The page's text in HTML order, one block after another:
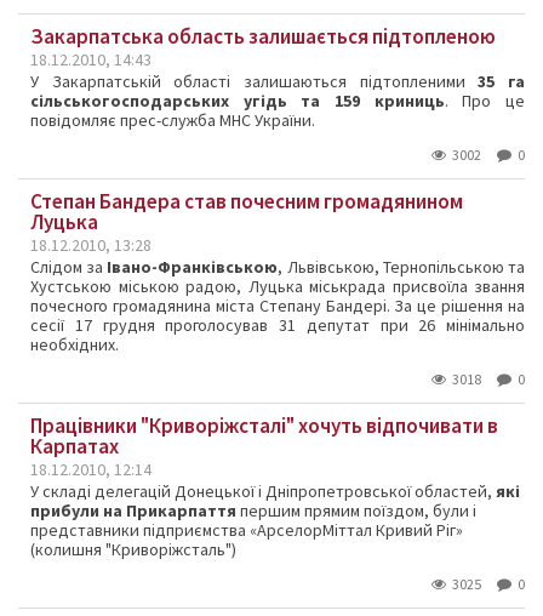
Закарпатська область залишається підтопленою
18.12.2010, 14:43
У Закарпатській області залишаються підтопленими35 га
сільськогосподарських угідь та 159 криниць. Про це
повідомляє прес-служба МНС України.
3002 0
Степан Бандера став почесним громадянином
Луцька
18.12.2010, 13:28
Слідом за Івано-Франківською, Львівською, Тернопільською та
Хустською міською радою, Луцька міськрада присвоїла звання
почесного громадянина міста Степану Бандері. За це рішення на
сесії 17 грудня проголосував 31 депутат при 26 мінімально
необхідних.
3018 0
Працівники "Криворіжсталі" хочуть відпочивати в
Карпатах
18.12.2010, 12:14
У складі делегацій Донецької і Дніпропетровської областей, які
прибули на Прикарпаття першим прямим поїздом, були і
представники підприємства «АрселорМіттал Кривий Ріг»
(колишня "Криворіжсталь")
3025 0